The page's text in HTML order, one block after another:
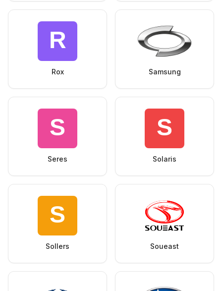
Rox Samsung
Seres Solaris
Sollers Soueast